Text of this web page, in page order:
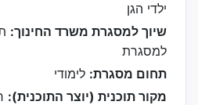
ילדי הגן
שיוך למסגרת משרד החינוך:
למסגרת
תחום מסגרת: לימודי
מקור תוכנית (יוצר התוכנית):